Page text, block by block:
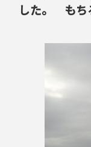
した。 もち